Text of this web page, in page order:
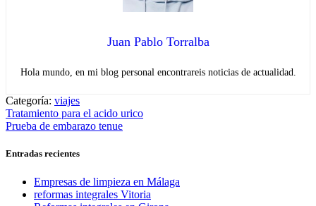
Juan Pablo Torralba
Hola mundo, en mi blog personal encontrareis noticias de actualidad.
Categoría: viajes
Navegación
de
entradas
Entrada
anterior:
Tratamiento para el acido urico
Entrada
Prueba de embarazo tenue
Entradas recientes
Empresas de limpieza en Málaga
reformas integrales Vitoria